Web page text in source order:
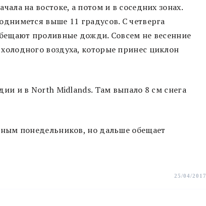
на востоке, а потом и в соседних зонах.
выше 11 градусов. С четверга
проливные дожди. Совсем не весенние
воздуха, которые принес циклон
и в North Midlands. Там выпало 8 см снега
понедельников, но дальше обещает
25/04/2017